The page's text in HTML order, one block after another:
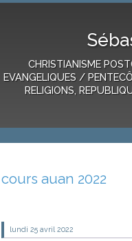
CHRISTIANISME
EVANGELIQUES /
RELIGIONS,
cours auan 2022
lundi 25 avril 2022